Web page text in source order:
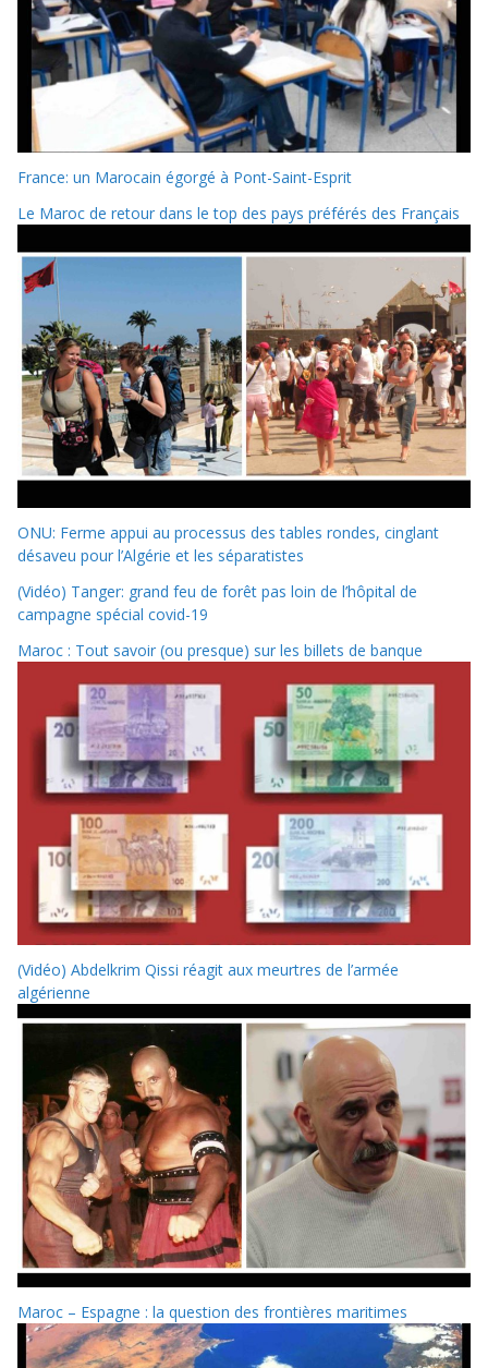
France: un Marocain égorgé à Pont-Saint-Esprit
Le Maroc de retour dans le top des pays préférés des Français
ONU: Ferme appui au processus des tables rondes, cinglant
désaveu pour l’Algérie et les séparatistes
(Vidéo) Tanger: grand feu de forêt pas loin de l’hôpital de
campagne spécial covid-19
Maroc : Tout savoir (ou presque) sur les billets de banque
(Vidéo) Abdelkrim Qissi réagit aux meurtres de l’armée
algérienne
Maroc – Espagne : la question des frontières maritimes